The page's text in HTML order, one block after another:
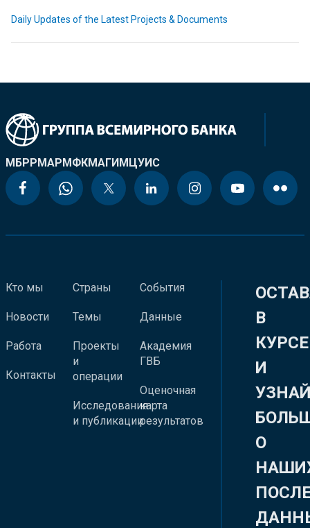
Daily Updates of the Latest Projects & Documents
МБРРМАРМФКМАГИМЦУИС
Кто мы
Новости
Работа
Контакты
Страны
Темы
Проекты
и
операции
Исследования
и публикации
События
Данные
Академия
ГВБ
Оценочная
карта
результатов
В
КУРСЕ
И
О